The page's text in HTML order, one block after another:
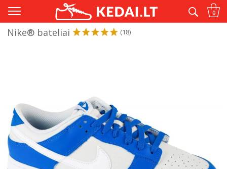
Tik originalūs® ir kokybiški kedai 0
Nike® bateliai (18)